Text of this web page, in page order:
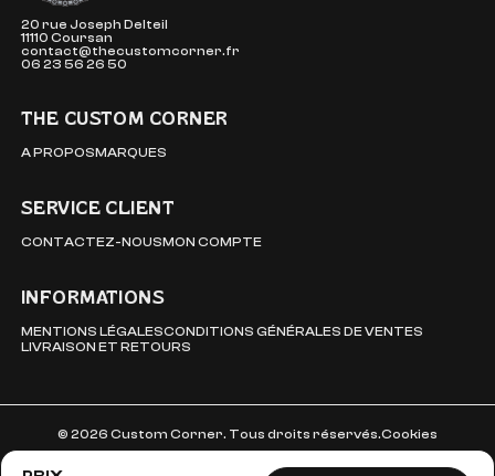
20 rue Joseph Delteil
11110 Coursan
contact@thecustomcorner.fr
06 23 56 26 50
THE CUSTOM CORNER
A PROPOSMARQUES
SERVICE CLIENT
CONTACTEZ-NOUSMON COMPTE
INFORMATIONS
MENTIONS LÉGALESCONDITIONS GÉNÉRALES DE VENTES
LIVRAISON ET RETOURS
© 2026 Custom Corner. Tous droits réservés.Cookies